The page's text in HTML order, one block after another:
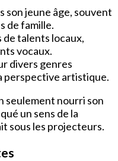
son jeune âge, souvent
de famille.
de talents locaux,
vocaux.
divers genres
perspective artistique.
seulement nourri son
un sens de la
sous les projecteurs.